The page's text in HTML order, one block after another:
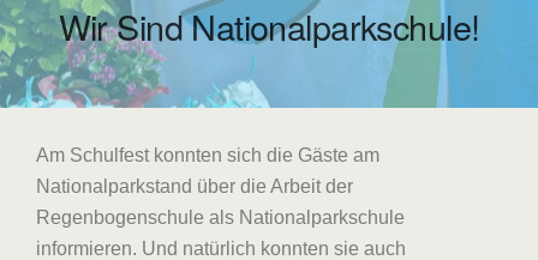
Wir Sind Nationalparkschule!
Am Schulfest konnten sich die Gäste am
Nationalparkstand über die Arbeit der
Regenbogenschule als Nationalparkschule
informieren. Und natürlich konnten sie auch